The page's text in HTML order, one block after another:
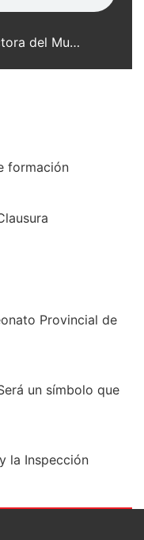
Aurora Beltramino, Directora del Museo de San Agustín
formación
Provincial de
un símbolo que
la Inspección